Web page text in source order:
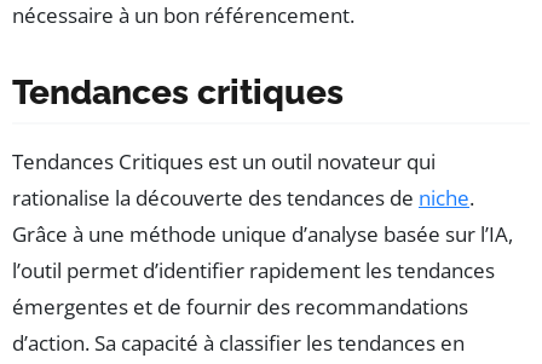
nécessaire à un bon référencement.
Tendances critiques
Tendances Critiques est un outil novateur qui
rationalise la découverte des tendances de niche.
Grâce à une méthode unique d’analyse basée sur l’IA,
l’outil permet d’identifier rapidement les tendances
émergentes et de fournir des recommandations
d’action. Sa capacité à classifier les tendances en